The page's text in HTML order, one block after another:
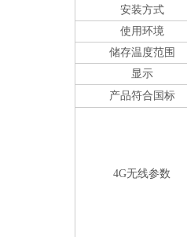
安装方式
使用环境
储存温度范围
显示
产品符合国标
4G无线参数